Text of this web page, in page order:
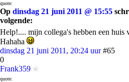
quote:
Op dinsdag 21 juni 2011 @ 15:55
volgende:
Help!.... mijn collega's hebben een huis
Hahaha
dinsdag 21 juni 2011, 20:24 uur #65
0
Frank359
quote: